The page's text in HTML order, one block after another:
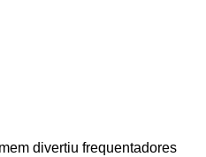
divertiu frequentadores